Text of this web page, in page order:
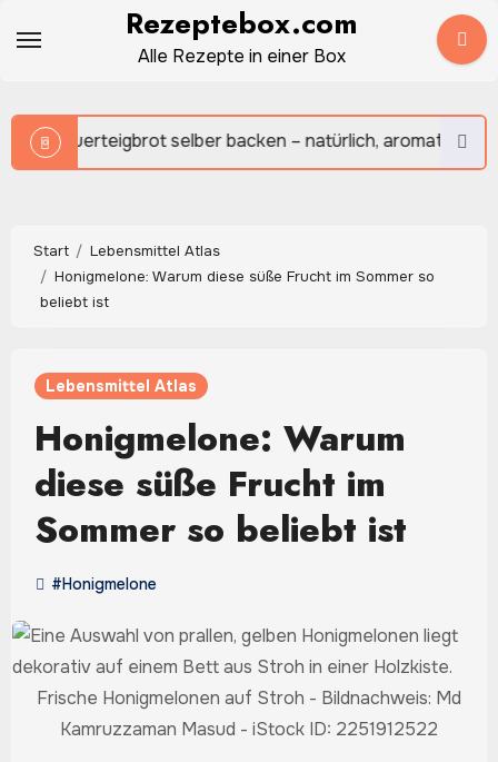
Inhalt
Rezeptebox.com
Alle Rezepte in einer Box
backen – natürlich, aromatisch und herrlich rustikal
Start
Lebensmittel Atlas
Honigmelone: Warum diese süße Frucht im Sommer so
beliebt ist
Lebensmittel Atlas
Honigmelone: Warum
diese süße Frucht im
Sommer so beliebt ist
#Honigmelone
Frische Honigmelonen auf Stroh - Bildnachweis: Md
Kamruzzaman Masud - iStock ID: 2251912522